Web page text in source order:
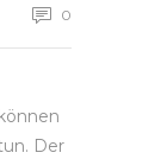
0
Der